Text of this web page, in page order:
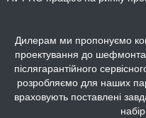
Дилерам ми пропонуємо
проектування до
післягарантійного
розробляємо для наших
враховують поставлені